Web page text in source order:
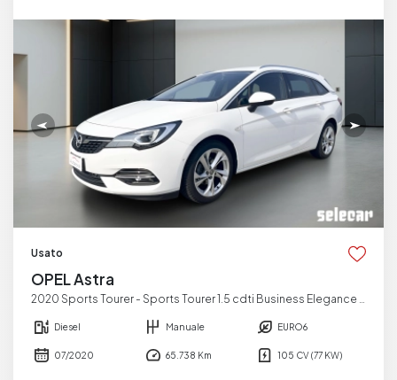
Usato
OPEL Astra
2020 Sports Tourer - Sports Tourer 1.5 cdti Business Elegance s&s 105cv
Diesel Manuale EURO6
07/2020 65.738 Km 105 CV (77 KW)